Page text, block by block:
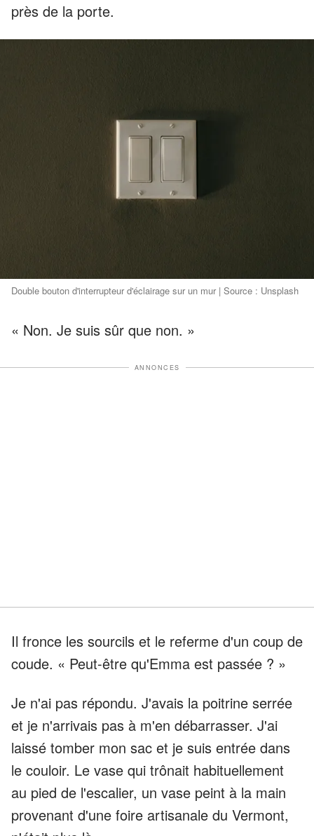
près de la porte.
Double bouton d'interrupteur d'éclairage sur un mur | Source : Unsplash
« Non. Je suis sûr que non. »
ANNONCES
Il fronce les sourcils et le referme d'un coup de
coude. « Peut-être qu'Emma est passée ? »
Je n'ai pas répondu. J'avais la poitrine serrée
et je n'arrivais pas à m'en débarrasser. J'ai
laissé tomber mon sac et je suis entrée dans
le couloir. Le vase qui trônait habituellement
au pied de l'escalier, un vase peint à la main
provenant d'une foire artisanale du Vermont,